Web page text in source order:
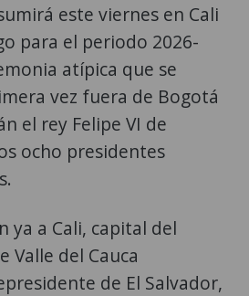
este viernes en Cali
para el periodo 2026-
atípica que se
vez fuera de Bogotá
el rey Felipe VI de
ocho presidentes
ya a Cali, capital del
Valle del Cauca
de El Salvador,